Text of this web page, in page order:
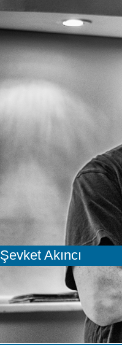
Şevket Akıncı